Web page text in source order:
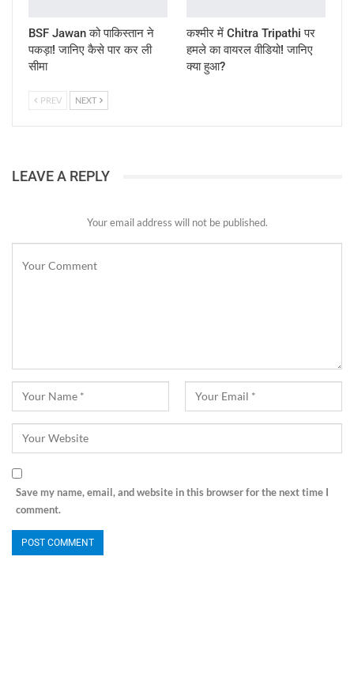
BSF Jawan को पाकिस्तान ने
पकड़ा! जानिए कैसे पार कर ली
सीमा
कश्मीर में Chitra Tripathi पर
हमले का वायरल वीडियो! जानिए
क्या हुआ?
PREV NEXT
LEAVE A REPLY
Your email address will not be published.
Save my name, email, and website in this browser for the next time I
comment.